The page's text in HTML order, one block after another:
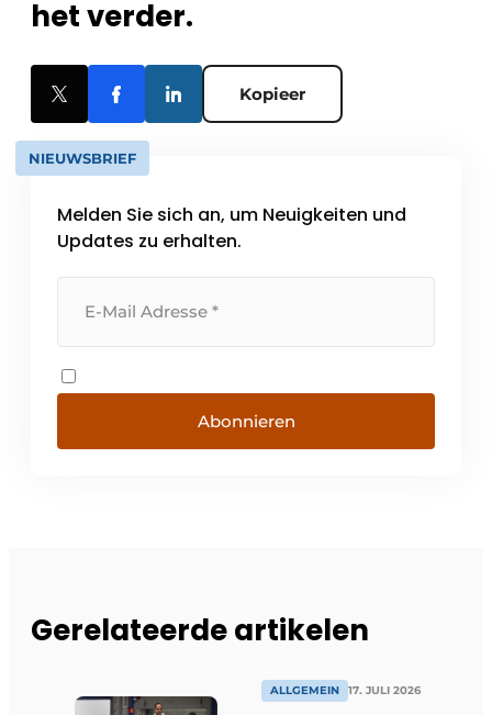
het verder.
Kopieer
NIEUWSBRIEF
Melden Sie sich an, um Neuigkeiten und
Updates zu erhalten.
Abonnieren
Gerelateerde artikelen
ALLGEMEIN 17. JULI 2026